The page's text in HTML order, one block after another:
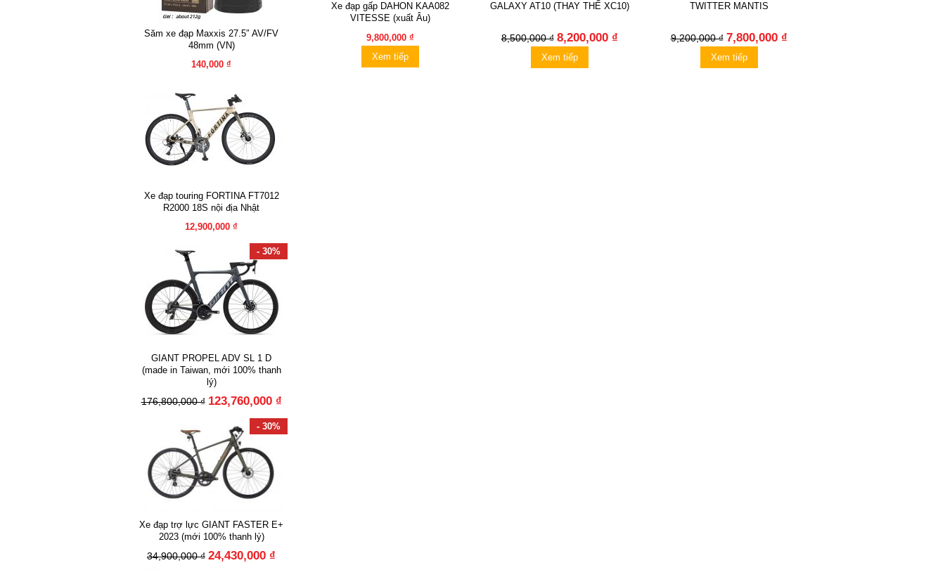
Săm xe đạp Maxxis 27.5″ AV/FV
48mm (VN)
140,000 ₫
Xe đạp touring FORTINA FT7012
R2000 18S nội địa Nhật
12,900,000 ₫
- 30%
GIANT PROPEL ADV SL 1 D
(made in Taiwan, mới 100% thanh
lý)
176,800,000 ₫ 123,760,000 ₫
- 30%
Xe đạp trợ lực GIANT FASTER E+
2023 (mới 100% thanh lý)
34,900,000 ₫ 24,430,000 ₫
Xe đạp gấp DAHON KAA082
VITESSE (xuất Âu)
9,800,000 ₫
Xem tiếp
GALAXY AT10 (THAY THẾ XC10)
8,500,000 ₫ 8,200,000 ₫
Xem tiếp
TWITTER MANTIS
9,200,000 ₫ 7,800,000 ₫
Xem tiếp